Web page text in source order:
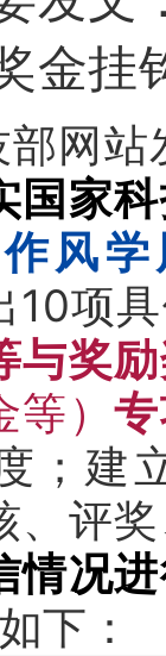
金挂
网站
国家
风
10项
与奖
等）
； 建
、评
情况
下：